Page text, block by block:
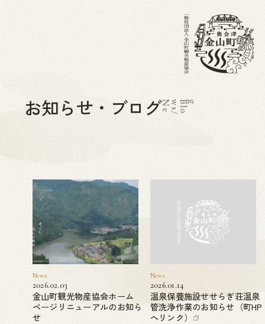
お知らせ・ブログN
e
w
s
/
B
l
o g
News
2026.02.03
金山町観光物産協会ホーム
ページリニューアルのお知ら
せ
News
2026.01.14
温泉保養施設せせらぎ荘温泉
管洗浄作業のお知らせ（町HP
へリンク）